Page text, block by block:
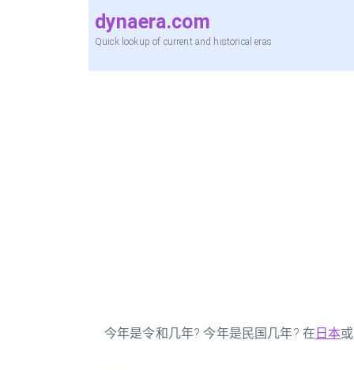
dynaera.com
Quick lookup of current and historical eras
今年是令和几年? 今年是民国几年? 在 日本或